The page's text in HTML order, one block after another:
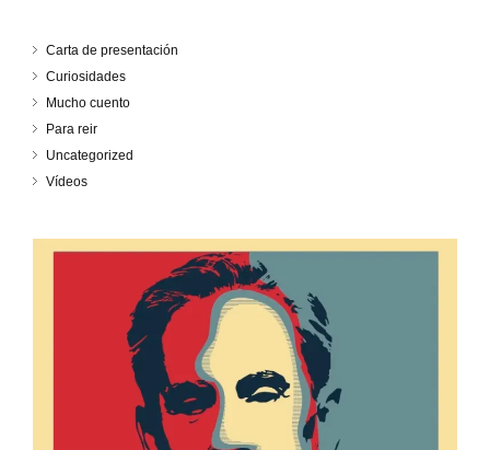
Carta de presentación
Curiosidades
Mucho cuento
Para reir
Uncategorized
Vídeos